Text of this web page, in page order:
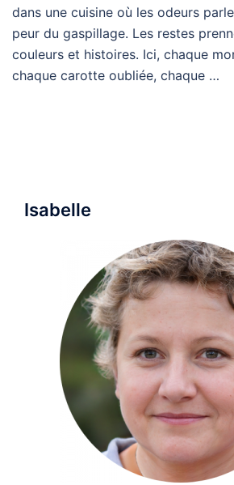
dans une cuisine où les odeurs
peur du gaspillage. Les restes
couleurs et histoires. Ici, chaque
chaque carotte oubliée, chaque …
Isabelle